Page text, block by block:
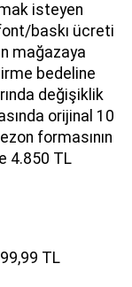
isteyen
baskı ücreti
mağazaya
bedeline
değişiklik
orijinal 10
formasının
4.850 TL
TL